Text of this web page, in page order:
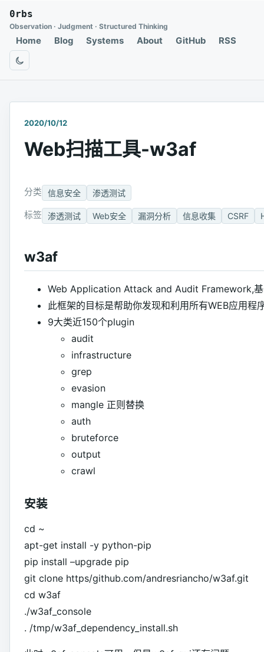
0rbs
Observation · Judgment · Structured Thinking
Home Blog Systems About GitHub RSS
切换为深色模式
2020/10/12
Web扫描工具-w3af
分类 信息安全 渗透测试
标签 渗透测试 Web安全 漏洞分析 信息收集 CSRF
w3af
Web Application Attack and Audit Framework,
此框架的目标是帮助你发现和利用所有WEB应用程
9大类近150个plugin
audit
infrastructure
grep
evasion
mangle 正则替换
auth
bruteforce
output
crawl
安装
cd ~
apt-get install -y python-pip
pip install –upgrade pip
git clone https/github.com/andresriancho/w3af.git
cd w3af
./w3af_console
. /tmp/w3af_dependency_install.sh